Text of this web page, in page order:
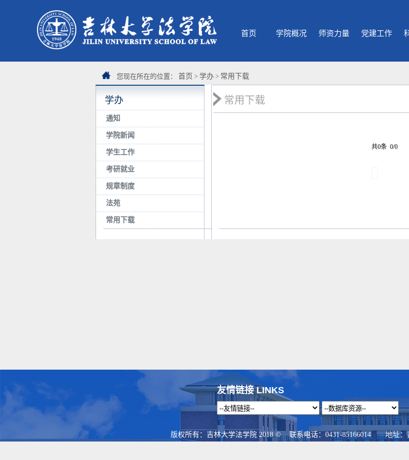
首页 学院概况 师资力量 党建工作
您现在所在的位置： 首页 > 学办> 常用下载
学办
通知
学院新闻
学生工作
考研就业
规章制度
法苑
常用下载
常用下载
共0条 0/0
友情链接 LINKS
版权所有：吉林大学法学院 2018 © 联系电话：0431-85166014 地址：